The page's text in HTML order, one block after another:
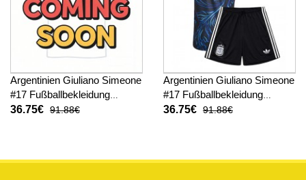
Argentinien Giuliano Simeone
#17 Fußballbekleidung
Heimtrikot Kinder WM 2026
36.75€ 91.88€
Argentinien Giuliano Simeone
#17 Fußballbekleidung
Auswärtstrikot Kinder WM
36.75€ 91.88€